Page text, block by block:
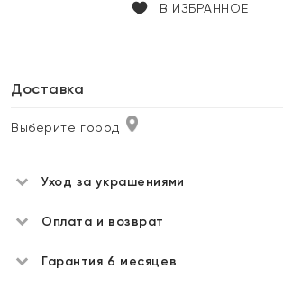
В ИЗБРАННОЕ
Доставка
Выберите город
Уход за украшениями
Оплата и возврат
Гарантия 6 месяцев